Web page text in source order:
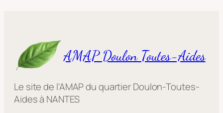
AMAP Doulon Toutes-Aides
Le site de l'AMAP du quartier Doulon-Toutes-
Aides à NANTES